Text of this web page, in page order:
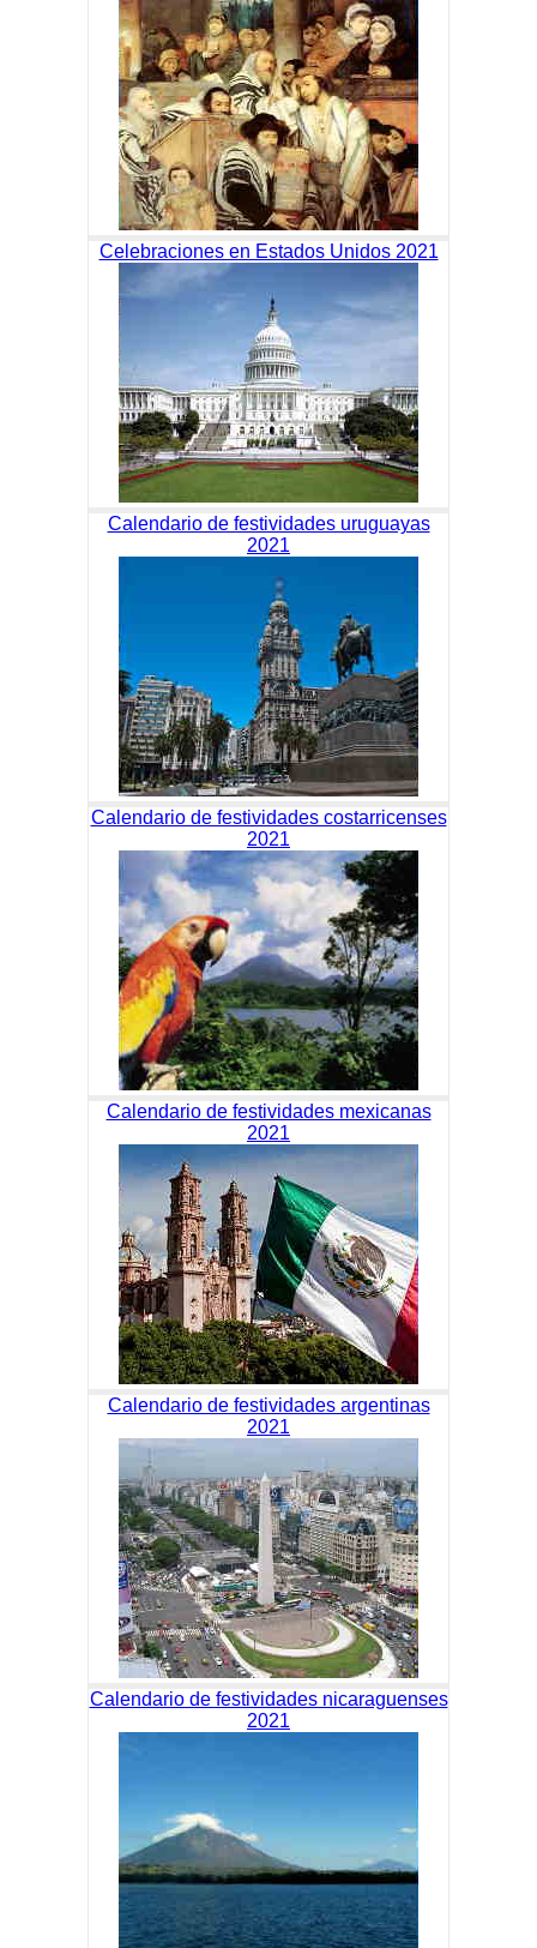
Celebraciones en Estados Unidos 2021
Calendario de festividades uruguayas
2021
Calendario de festividades costarricenses
2021
Calendario de festividades mexicanas
2021
Calendario de festividades argentinas
2021
Calendario de festividades nicaraguenses
2021